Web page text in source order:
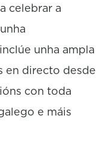
celebrar a
unha ampla
en directo desde
con toda
e máis